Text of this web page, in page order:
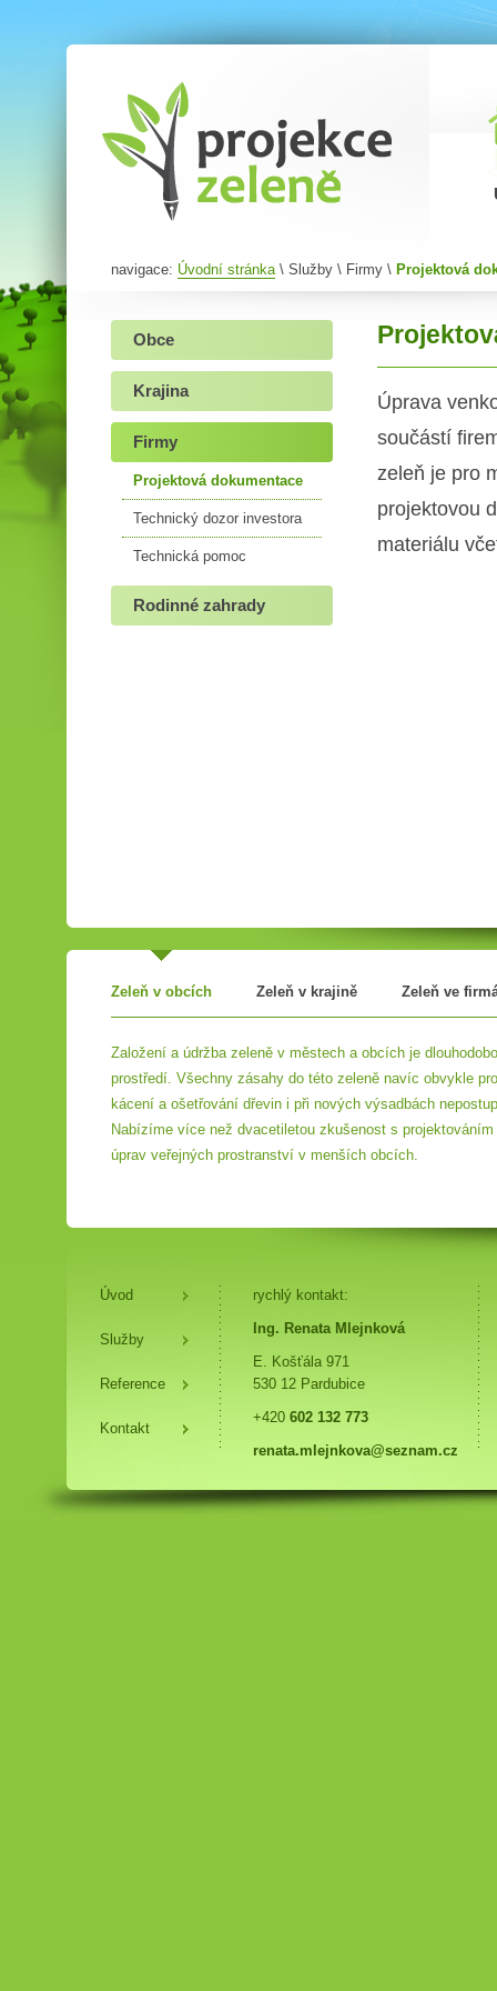
navigace: Úvodní stránka\ Služby \ Firmy \ Projektová
Obce
Krajina
Firmy
Projektová dokumentace
Technický dozor investora
Technická pomoc
Rodinné zahrady
Úprava
součástí
zeleň je pro
projektovou
materiálu
Zeleň v obcích Zeleň v krajině Zeleň ve
Založení a údržba zeleně v městech a obcích je
prostředí. Všechny zásahy do této zeleně navíc obvykle
kácení a ošetřování dřevin i při nových výsadbách
Nabízíme více než dvacetiletou zkušenost s
úprav veřejných prostranství v menších obcích.
Úvod
Služby
Reference
Kontakt
rychlý kontakt:
Ing. Renata Mlejnková
E. Košťála 971
530 12 Pardubice
+420 602 132 773
renata.mlejnkova@seznam.cz